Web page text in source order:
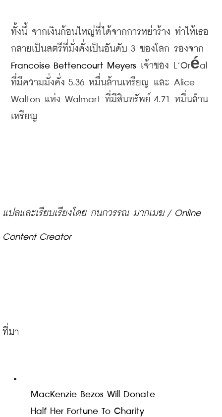
ทั้งนี้ จากเงินก้อนใหญ่ที่ได้จากการหย่าร้าง ทำให้เธอ
กลายเป็นสตรีที่มั่งคั่งเป็นอันดับ 3 ของโลก รองจาก
Francoise Bettencourt Meyers เจ้าของ
ที่มีความมั่งคั่ง 5.36 หมื่นล้านเหรียญ และ Alice
Walton แห่ง Walmart ที่มีสินทรัพย์ 4.71 หมื่นล้าน
เหรียญ
แปลและเรียบเรียงโดย กนกวรรณ มากเมฆ / Online
Content Creator
MacKenzie Bezos Will Donate
Half Her Fortune To Charity